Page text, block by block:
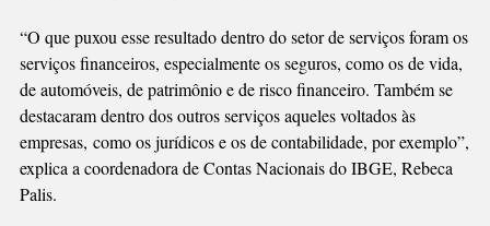
“O que puxou esse resultado dentro do setor de serviços foram os
serviços financeiros, especialmente os seguros, como os de vida,
de automóveis, de patrimônio e de risco financeiro. Também se
destacaram dentro dos outros serviços aqueles voltados às
empresas, como os jurídicos e os de contabilidade, por exemplo”,
explica a coordenadora de Contas Nacionais do IBGE, Rebeca
Palis.